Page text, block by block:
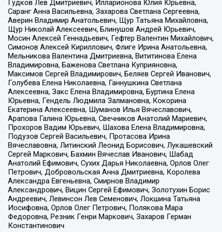
Гудков Лев Дмитриевич, Илларионова Юлия Юрьевна,
Саранг Анна Васильевна, Захарова Светлана Сергеевна,
Аверин Владимир Анатольевич, Щур Татьяна Михайловна,
Щур Николай Алексеевич, Блинушов Андрей Юрьевич,
Мосин Алексей Геннадьевич, Гефтер Валентин Михайлович,
Симонов Алексей Кириллович, Флиге Ирина Анатольевна,
Мельникова Валентина Дмитриевна, Вититинова Елена
Владимировна, Баженова Светлана Куприяновна,
Максимов Сергей Владимирович, Беляев Сергей Иванович,
Голубева Елена Николаевна, Ганнушкина Светлана
Алексеевна, Закс Елена Владимировна, Буртина Елена
Юрьевна, Гендель Людмила Залмановна, Кокорина
Екатерина Алексеевна, Шуманов Илья Вячеславович,
Арапова Галина Юрьевна, Свечников Анатолий Мариевич,
Прохоров Вадим Юрьевич, Шахова Елена Владимировна,
Подузов Сергей Васильевич, Протасова Ирина
Вячеславовна, Литинский Леонид Борисович, Лукашевский
Сергей Маркович, Бахмин Вячеслав Иванович, Шабад
Анатолий Ефимович, Сухих Дарья Николаевна, Орлов Олег
Петрович, Добровольская Анна Дмитриевна, Королева
Александра Евгеньевна, Смирнов Владимир
Александрович, Вицин Сергей Ефимович, Золотухин Борис
Андреевич, Левинсон Лев Семенович, Локшина Татьяна
Иосифовна, Орлов Олег Петрович, Полякова Мара
Федоровна, Резник Генри Маркович, Захаров Герман
Константинович